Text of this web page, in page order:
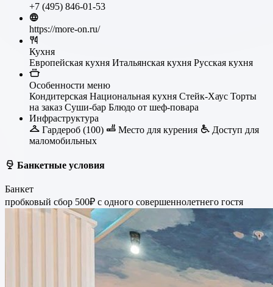
+7 (495) 846-01-53
https://more-on.ru/
Кухня
Европейская кухня Итальянская кухня Русская кухня
Особенности меню
Кондитерская Национальная кухня Стейк-Хаус Торты
на заказ Суши-бар Блюдо от шеф-повара
Инфраструктура
Гардероб (100)
Место для курения
Доступ для
маломобильных
Банкетные условия
Банкет
пробковый сбор 500₽ с одного совершеннолетнего гостя